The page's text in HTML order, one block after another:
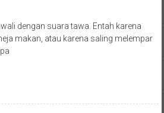
dengan suara tawa. Entah karena
makan, atau karena saling melempar